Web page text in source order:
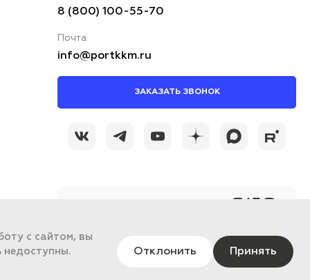
8 (800) 100-55-70
Почта
info@portkkm.ru
ЗАКАЗАТЬ ЗВОНОК
контент PORT - бизнес
с сайтом, вы
недоступны.
Отклонить Принять